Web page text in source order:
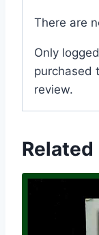
There are
Only
purchased
review.